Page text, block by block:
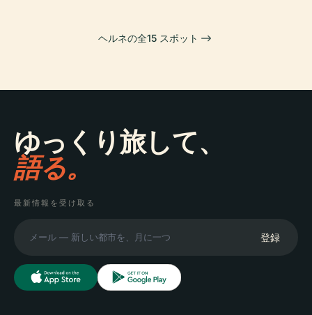
ヘルネの全15 スポット
ゆっくり旅して、
語る。
最新情報を受け取る
登録